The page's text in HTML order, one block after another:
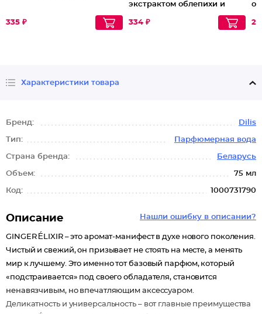
335 ₽
экстрактом облепихи и
увлажнение Night
334 ₽
Характеристики товара
Бренд: Dilis
Тип: Парфюмерная вода
Страна бренда: Беларусь
Объем: 75 мл
Код: 1000731790
Нашли ошибку в описании?
Описание
GINGER ÉLIXIR – это аромат-манифест в духе нового поколения.
Чистый и свежий, он призывает не стоять на месте, а менять
мир к лучшему. Это именно тот базовый парфюм, который
«подстраивается» под своего обладателя, становится
ненавязчивым, но впечатляющим аксессуаром.
Деликатность и универсальность – вот главные преимущества